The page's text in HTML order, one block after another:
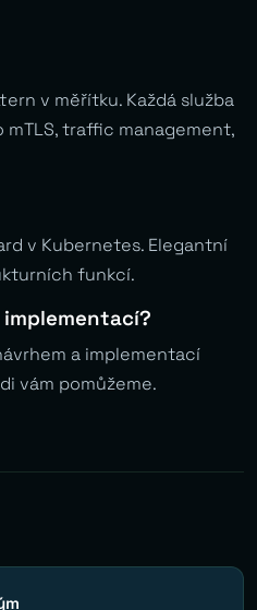
v měřítku. Každá služba
traffic management,
v Kubernetes. Elegantní
funkcí.
a implementací
vám pomůžeme.